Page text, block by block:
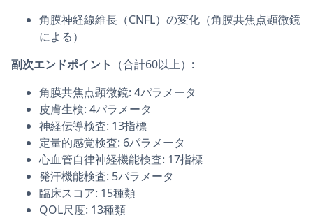
角膜神経線維長（CNFL）の変化（角膜共焦点顕微鏡
による）
副次エンドポイント （合計60以上）:
角膜共焦点顕微鏡: 4パラメータ
皮膚生検: 4パラメータ
神経伝導検査: 13指標
定量的感覚検査: 6パラメータ
心血管自律神経機能検査: 17指標
発汗機能検査: 5パラメータ
臨床スコア: 15種類
QOL尺度: 13種類